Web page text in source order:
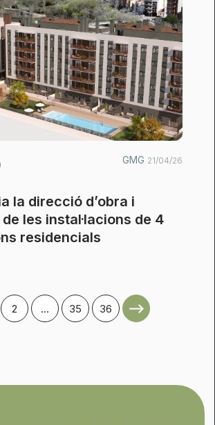
GMG 21/04/26
la direcció d’obra i
les instal·lacions de 4
residencials
2 … 35 36